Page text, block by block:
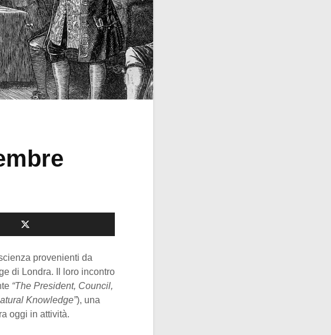
provenienti da
di Londra. Il loro incontro
“The President, Council,
Knowledge”), una
oggi in attività.